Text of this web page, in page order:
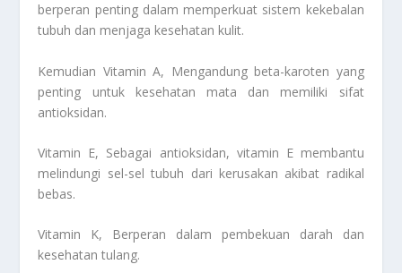
berperan penting dalam memperkuat sistem kekebalan
tubuh dan menjaga kesehatan kulit.
Kemudian Vitamin A, Mengandung beta-karoten yang
penting untuk kesehatan mata dan memiliki sifat
antioksidan.
Vitamin E, Sebagai antioksidan, vitamin E membantu
melindungi sel-sel tubuh dari kerusakan akibat radikal
bebas.
Vitamin K, Berperan dalam pembekuan darah dan
kesehatan tulang.